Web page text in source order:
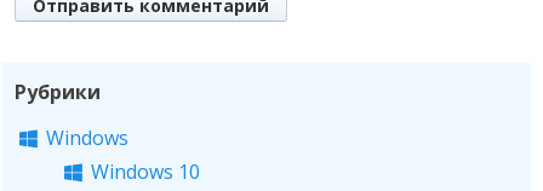
Рубрики
Windows
Windows 10